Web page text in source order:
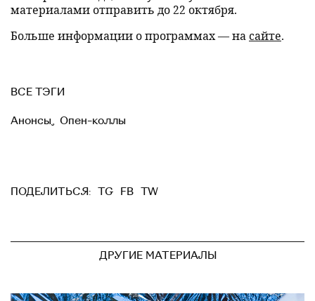
материалами отправить до 22 октября.
Больше информации о программах — на сайте.
ВСЕ ТЭГИ
Анонсы, Опен-коллы
ПОДЕЛИТЬСЯ: TG FB TW
ДРУГИЕ МАТЕРИАЛЫ